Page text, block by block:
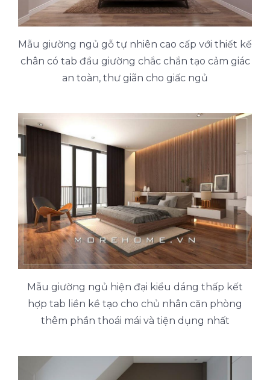
Mẫu giường ngủ gỗ tự nhiên cao cấp với thiết kế
chân có tab đầu giường chắc chắn tạo cảm giác
an toàn, thư giãn cho giấc ngủ
Mẫu giường ngủ hiện đại kiểu dáng thấp kết
hợp tab liền kề tạo cho chủ nhân căn phòng
thêm phần thoái mái và tiện dụng nhất